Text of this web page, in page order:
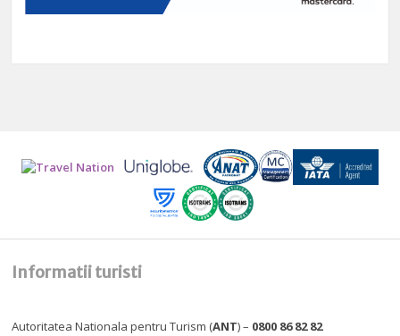
Informatii turisti
Autoritatea Nationala pentru Turism (ANT) – 0800 86 82 82